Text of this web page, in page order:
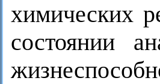
химических
состоянии